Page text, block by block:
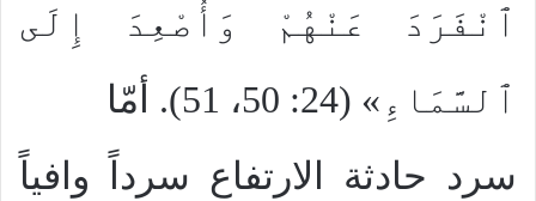
ٱنْفَرَدَ عَنْهُمْ وَأُصْعِدَ إِلَى
ٱلسَّمَاءِ» (24: 50، 51). أمّا
سرد حادثة الارتفاع سرداً وافياً